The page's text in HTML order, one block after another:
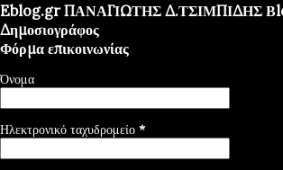
Eblog.gr ΠΑΝΑΓΙΩΤΗΣ Δ.ΤΣΙΜΠΙΔΗΣ
Δημοσιογράφος
Φόρμα επικοινωνίας
Όνομα
Ηλεκτρονικό ταχυδρομείο *